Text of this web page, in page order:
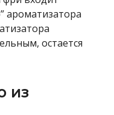
ароматизатора
остается
из